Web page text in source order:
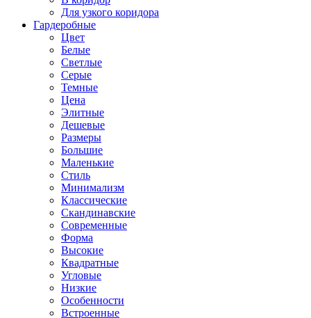
Для узкого коридора
Гардеробные
Цвет
Белые
Светлые
Серые
Темные
Цена
Элитные
Дешевые
Размеры
Большие
Маленькие
Стиль
Минимализм
Классические
Скандинавские
Современные
Форма
Высокие
Квадратные
Угловые
Низкие
Особенности
Встроенные